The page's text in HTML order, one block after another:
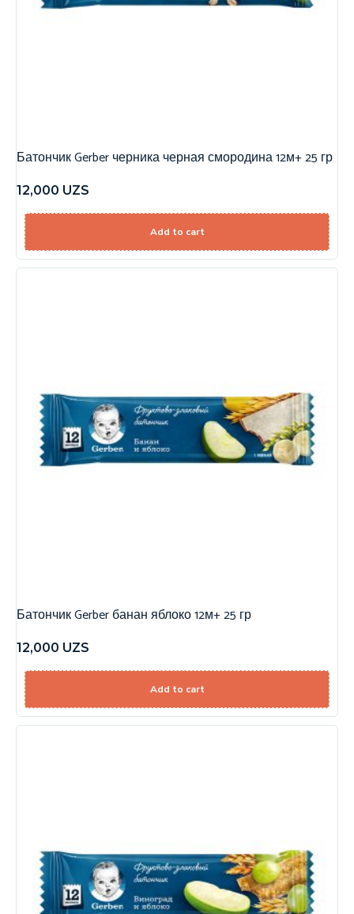
Батончик Gerber черника черная смородина 12м+ 25 гр
12,000 UZS
Add to cart
Батончик Gerber банан яблоко 12м+ 25 гр
12,000 UZS
Add to cart